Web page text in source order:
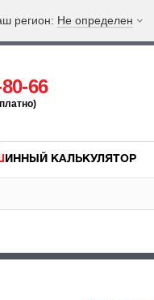
регион: Не определен
66
ШИННЫЙ КАЛЬКУЛЯТОР